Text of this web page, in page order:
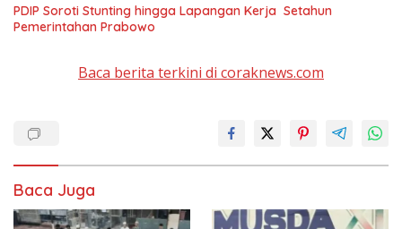
PDIP Soroti Stunting hingga Lapangan Kerja Setahun
Pemerintahan Prabowo
Baca berita terkini di coraknews.com
Baca Juga